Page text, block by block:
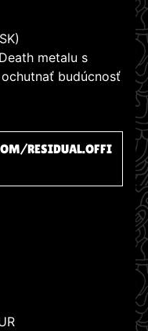
metalu s
budúcnosť
RESIDUAL.OFFI